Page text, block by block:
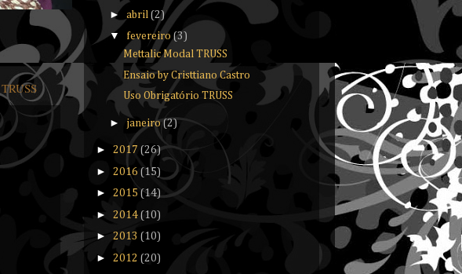
TRUSS
► abril (2)
▼ fevereiro (3)
Mettalic Modal TRUSS
Ensaio by Cristtiano Castro
Uso Obrigatório TRUSS
► janeiro (2)
► 2017 (26)
► 2016 (15)
► 2015 (14)
► 2014 (10)
► 2013 (10)
► 2012 (20)